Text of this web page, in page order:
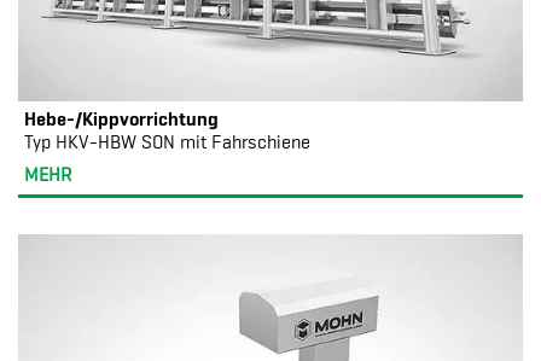
Hebe-/Kippvorrichtung
Typ HKV-HBW SON mit Fahrschiene
MEHR